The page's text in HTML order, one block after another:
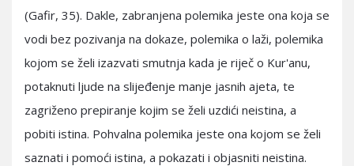
(Gafir, 35). Dakle, zabranjena polemika jeste ona koja se
vodi bez pozivanja na dokaze, polemika o laži, polemika
kojom se želi izazvati smutnja kada je riječ o Kur'anu,
potaknuti ljude na slijeđenje manje jasnih ajeta, te
zagriženo prepiranje kojim se želi uzdići neistina, a
pobiti istina. Pohvalna polemika jeste ona kojom se želi
saznati i pomoći istina, a pokazati i objasniti neistina.